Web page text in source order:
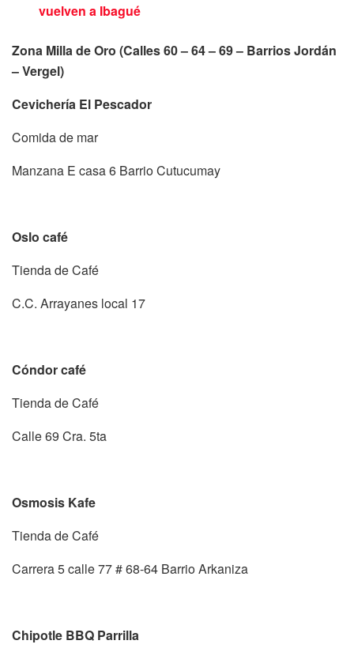
vuelven a Ibagué
Zona Milla de Oro (Calles 60 – 64 – 69 – Barrios Jordán
– Vergel)
Cevichería El Pescador
Comida de mar
Manzana E casa 6 Barrio Cutucumay
Oslo café
Tienda de Café
C.C. Arrayanes local 17
Cóndor café
Tienda de Café
Calle 69 Cra. 5ta
Osmosis Kafe
Tienda de Café
Carrera 5 calle 77 # 68-64 Barrio Arkaniza
Chipotle BBQ Parrilla